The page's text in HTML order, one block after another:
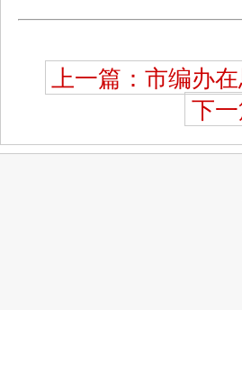
上一篇：市编办
下